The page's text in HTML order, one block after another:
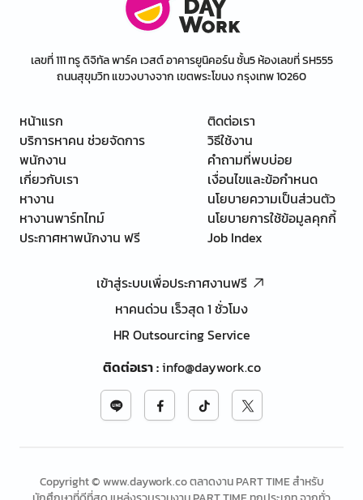
เลขที่ 111 ทรู ดิจิทัล พาร์ค เวสต์ อาคารยูนิคอร์น ชั้น5 ห้องเลขที่ SH555
ถนนสุขุมวิท แขวงบางจาก เขตพระโขนง กรุงเทพ 10260
หน้าแรก
บริการหาคน ช่วยจัดการ
พนักงาน
เกี่ยวกับเรา
หางาน
หางานพาร์ทไทม์
ประกาศหาพนักงาน ฟรี
ติดต่อเรา
วิธีใช้งาน
คำถามที่พบบ่อย
เงื่อนไขและข้อกำหนด
นโยบายความเป็นส่วนตัว
นโยบายการใช้ข้อมูลคุกกี้
Job Index
เข้าสู่ระบบเพื่อประกาศงานฟรี
หาคนด่วน เร็วสุด 1 ชั่วโมง
HR Outsourcing Service
ติดต่อเรา:info@daywork.co
Copyright © www.daywork.co ตลาดงาน PART TIME สำหรับ